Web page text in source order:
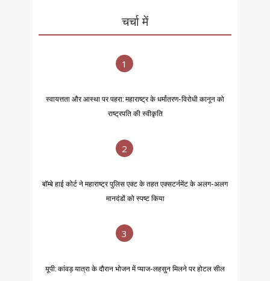
चर्चा में
1
स्वायत्तता और आस्था पर पहरा: महाराष्ट्र के धर्मांतरण-विरोधी कानून को
राष्ट्रपति की स्वीकृति
2
बॉम्बे हाई कोर्ट ने महाराष्ट्र पुलिस एक्ट के तहत एक्सटर्नमेंट के अलग-अलग
मानदंडों को स्पष्ट किया
3
यूपी: कांवड़ यात्रा के दौरान भोजन में प्याज-लहसुन मिलने पर होटल सील